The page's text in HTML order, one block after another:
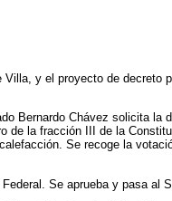
y el proyecto de
Bernardo Chávez solicita
la fracción III de la
Se recoge la
Se aprueba y pasa al